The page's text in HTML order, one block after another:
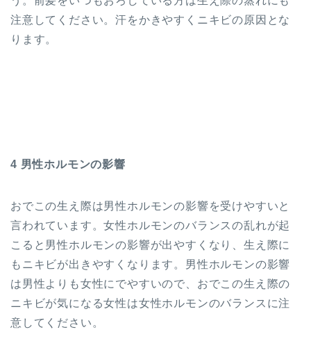
注意してください。汗をかきやすくニキビの原因とな
ります。
4 男性ホルモンの影響
おでこの生え際は男性ホルモンの影響を受けやすいと
言われています。女性ホルモンのバランスの乱れが起
こると男性ホルモンの影響が出やすくなり、生え際に
もニキビが出きやすくなります。男性ホルモンの影響
は男性よりも女性にでやすいので、おでこの生え際の
ニキビが気になる女性は女性ホルモンのバランスに注
意してください。